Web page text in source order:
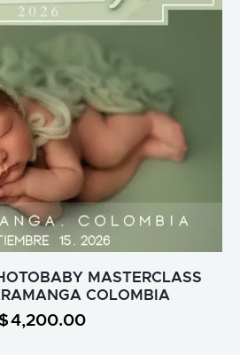
MASTERCLASS
COLOMBIA
$4,200.00